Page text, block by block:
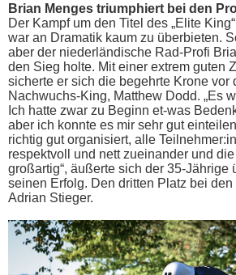
Brian Menges triumphiert bei den
Der Kampf um den Titel des „Elite
war an Dramatik kaum zu überbieten.
aber der niederländische Rad-Profi
den Sieg holte. Mit einer extrem guten
sicherte er sich die begehrte Krone vor
Nachwuchs-King, Matthew Dodd. „Es
Ich hatte zwar zu Beginn et-was
aber ich konnte es mir sehr gut
richtig gut organisiert, alle
respektvoll und nett zueinander und
großartig“, äußerte sich der 35-Jährige
seinen Erfolg. Den dritten Platz bei
Adrian Stieger.